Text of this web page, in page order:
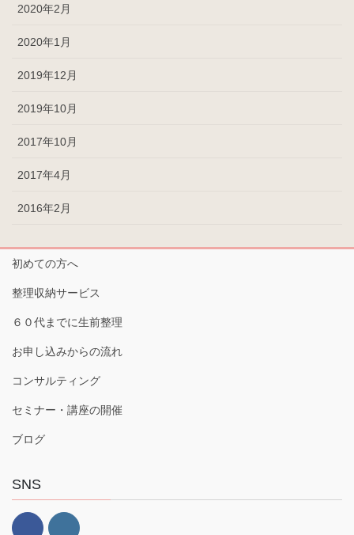
2020年2月
2020年1月
2019年12月
2019年10月
2017年10月
2017年4月
2016年2月
初めての方へ
整理収納サービス
６０代までに生前整理
お申し込みからの流れ
コンサルティング
セミナー・講座の開催
ブログ
SNS